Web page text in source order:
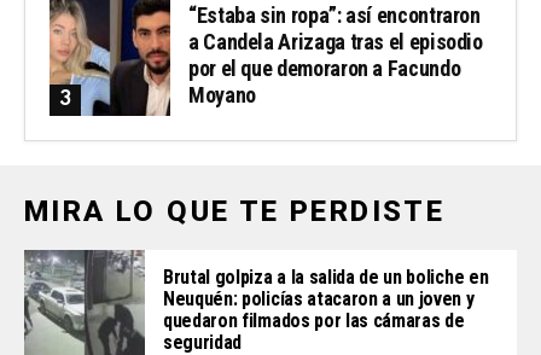
“Estaba sin ropa”: así encontraron
a Candela Arizaga tras el episodio
por el que demoraron a Facundo
Moyano
MIRA LO QUE TE PERDISTE
Brutal golpiza a la salida de un boliche en
Neuquén: policías atacaron a un joven y
quedaron filmados por las cámaras de
seguridad